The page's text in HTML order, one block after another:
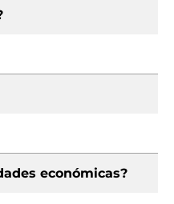
económicas?